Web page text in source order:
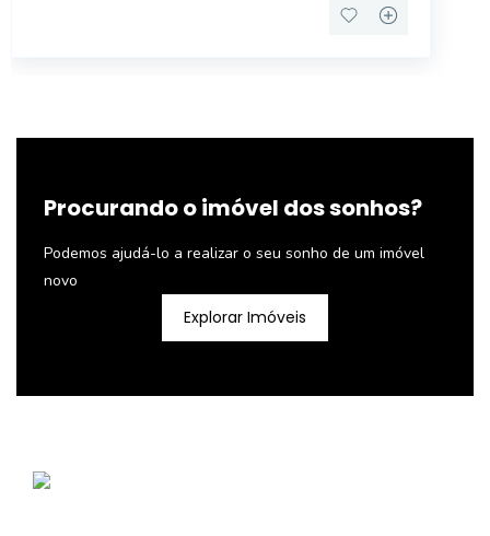
Procurando o imóvel dos sonhos?
Podemos ajudá-lo a realizar o seu sonho de um imóvel
novo
Explorar Imóveis